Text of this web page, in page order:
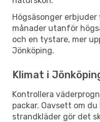
Högsäsonger
månader utanför
och en tystare, mer
Jönköping.
Klimat i
Kontrollera
packar. Oavsett om
strandkläder gör det